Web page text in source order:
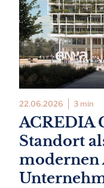
22.06.2026 3 min
ACREDIA
Standort
modernen